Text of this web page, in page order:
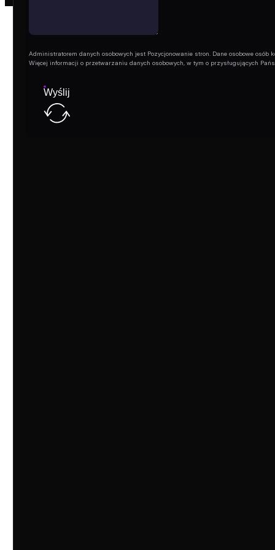
Administratorem danych osobowych jest Pozycjonowanie stron. Dane osobowe
Więcej informacji o przetwarzaniu danych osobowych, w tym o przysługujących
Wyślij